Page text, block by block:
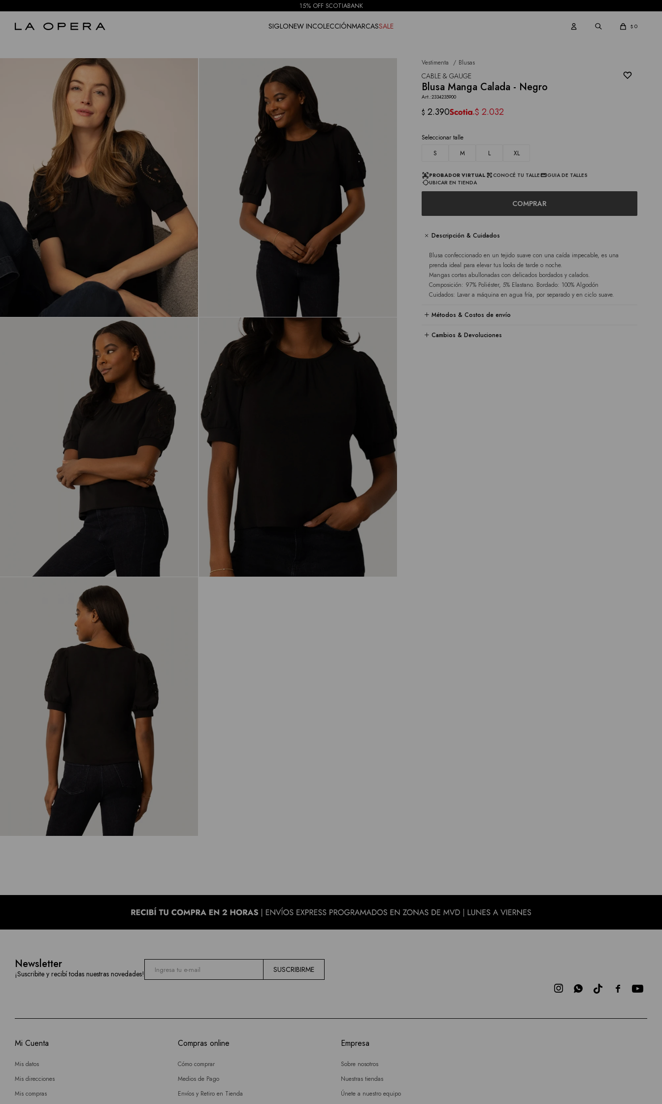
15% OFF SCOTIABANK
SIGLONEW INCOLECCIÓNMARCASSALE $ 0
Vestimenta Blusas
CABLE & GAUGE
Blusa Manga Calada - Negro
2334235900
$ 2.390 $ 2.032
Seleccionar talle
S
M L XL
PROBADOR VIRTUAL CONOCÉ TU TALLE
GUIA DE TALLES
UBICAR EN TIENDA
COMPRAR
Descripción & Cuidados
Blusa confeccionado en un tejido suave con una caída impecable, es una
prenda ideal para elevar tus looks de tarde o noche.
Mangas cortas abullonadas con delicados bordados y calados.
Composición: 97% Poliéster, 5% Elastano. Bordado: 100% Algodón
Cuidados: Lavar a máquina en agua fría, por separado y en ciclo suave.
Métodos & Costos de envío
Cambios & Devoluciones
NOTIFICARME
Newsletter
¡Suscribite y recibí todas nuestras novedades! SUSCRIBIRME

 
Mi Cuenta
Mis datos
Mis direcciones
Mis compras
Compras online
Cómo comprar
Medios de Pago
Envíos y Retiro en Tienda
Empresa
Sobre nosotros
Nuestras tiendas
Únete a nuestro equipo